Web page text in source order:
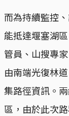
而為持續監控
能抵達堰塞湖
管員、山搜專
由南端光復林
集路徑資訊。
區，由於此次